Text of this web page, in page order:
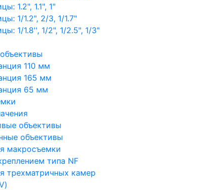
1.2", 1.1", 1"
1/1.2", 2/3, 1/1.7"
1/1.8'', 1/2", 1/2.5", 1/3"
110 мм
165 мм
65 мм
объективы
объективы
макросъемки
типа NF
трехматричных камер